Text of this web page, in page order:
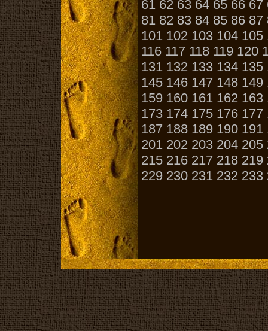
61 62 63 64 65 66 67
81 82 83 84 85 86 87
101 102 103 104 105
116 117 118 119 120
131 132 133 134 135
145 146 147 148 149
159 160 161 162 163
173 174 175 176 177
187 188 189 190 191
201 202 203 204 205
215 216 217 218 219
229 230 231 232 233